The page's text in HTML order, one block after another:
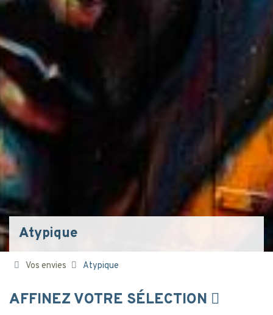
Atypique
Vos envies Atypique
AFFINEZ VOTRE SÉLECTION